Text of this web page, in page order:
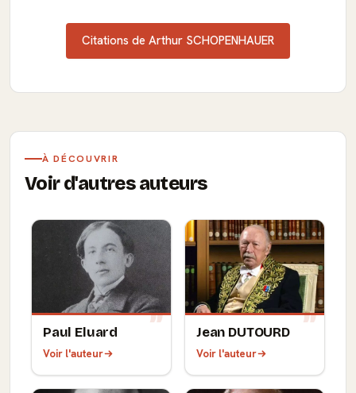
Citations de Arthur SCHOPENHAUER
À DÉCOUVRIR
Voir d'autres auteurs
Paul Eluard
Voir l'auteur
Jean DUTOURD
Voir l'auteur